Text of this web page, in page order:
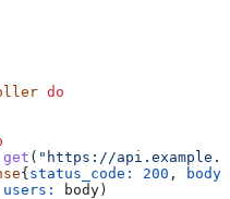
do
get ( "https://
{ status_code: 200 ,
body:
users:
body)